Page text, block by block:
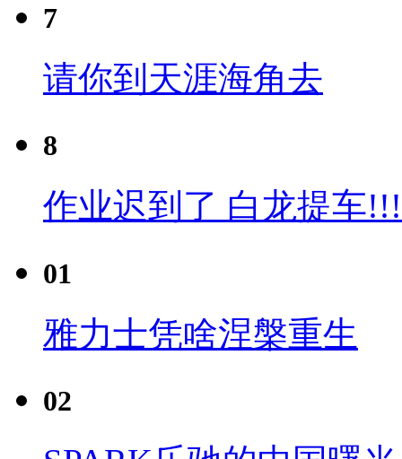
7
请你到天涯海角去
8
作业迟到了 白龙提车
01
雅力士凭啥涅槃重生
02